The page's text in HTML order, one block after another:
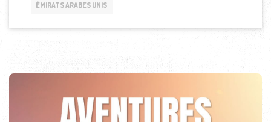
ÉMIRATS ARABES UNIS